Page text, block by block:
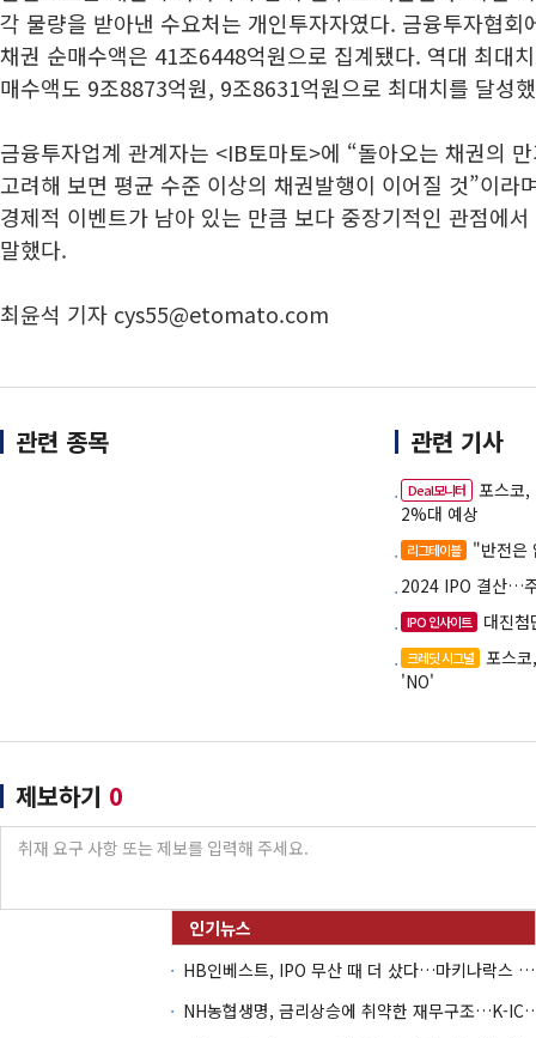
각 물량을 받아낸 수요처는 개인투자자였다. 금융투자협회
채권 순매수액은 41조6448억원으로 집계됐다. 역대 최대
매수액도 9조8873억원, 9조8631억원으로 최대치를 달성
금융투자업계 관계자는 <IB토마토>에 “돌아오는 채권의
고려해 보면 평균 수준 이상의 채권발행이 이어질 것”이라
경제적 이벤트가 남아 있는 만큼 보다 중장기적인 관점에
말했다.
최윤석 기자 cys55@etomato.com
관련 종목 관련 기사
Deal모니터
포스코
2%대 예상
리그테이블
"반전은
2024 IPO 결산…
IPO 인사이트 대진
크레딧 시그널
포스
'NO'
제보하기 0
HB인베스트, IPO 무산 때 더 샀다…마키나락스 투자 2.7배 회수
NH농협생명, 금리상승에 취